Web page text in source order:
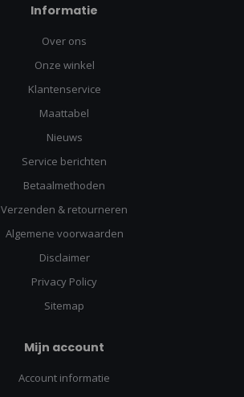
Informatie
Over ons
Onze winkel
Klantenservice
Maattabel
Nieuws
Service berichten
Betaalmethoden
Verzenden & retourneren
Algemene voorwaarden
Disclaimer
Privacy Policy
Sitemap
Mijn account
Account informatie